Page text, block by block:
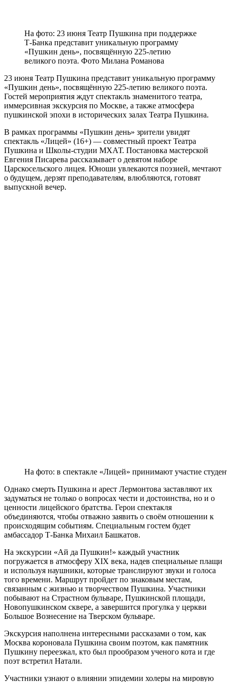
На фото: 23 июня Театр Пушкина при поддержке
Т-Банка представит уникальную программу
«Пушкин день», посвящённую 225-летию
великого поэта. Фото Милана Романова
23 июня Театр Пушкина представит уникальную программу
«Пушкин день», посвящённую 225-летию великого поэта.
Гостей мероприятия ждут спектакль знаменитого театра,
иммерсивная экскурсия по Москве, а также атмосфера
пушкинской эпохи в исторических залах Театра Пушкина.
В рамках программы «Пушкин день» зрители увидят
спектакль «Лицей» (16+) — совместный проект Театра
Пушкина и Школы-студии МХАТ. Постановка мастерской
Евгения Писарева рассказывает о девятом наборе
Царскосельского лицея. Юноши увлекаются поэзией, мечтают
о будущем, дерзят преподавателям, влюбляются, готовят
выпускной вечер.
На фото: в спектакле «Лицей» принимают участие
Однако смерть Пушкина и арест Лермонтова заставляют их
задуматься не только о вопросах чести и достоинства, но и о
ценности лицейского братства. Герои спектакля
объединяются, чтобы отважно заявить о своём отношении к
происходящим событиям. Специальным гостем будет
амбассадор Т-Банка Михаил Башкатов.
На экскурсии «Ай да Пушкин!» каждый участник
погружается в атмосферу XIX века, надев специальные плащи
и используя наушники, которые транслируют звуки и голоса
того времени. Маршрут пройдет по знаковым местам,
связанным с жизнью и творчеством Пушкина. Участники
побывают на Страстном бульваре, Пушкинской площади,
Новопушкинском сквере, а завершится прогулка у церкви
Большое Вознесение на Тверском бульваре.
Экскурсия наполнена интересными рассказами о том, как
Москва короновала Пушкина своим поэтом, как памятник
Пушкину переезжал, кто был прообразом ученого кота и где
поэт встретил Натали.
Участники узнают о влиянии эпидемии холеры на мировую